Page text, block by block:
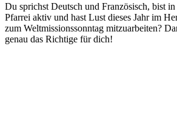
Du sprichst Deutsch und Französisch, bist
Pfarrei aktiv und hast Lust dieses Jahr im
zum Weltmissionssonntag mitzuarbeiten?
genau das Richtige für dich!